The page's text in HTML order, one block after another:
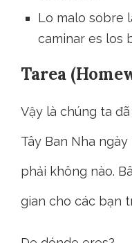
Lo malo sobre
caminar es los
Tarea
Vậy là chúng ta
Tây Ban Nha
phải không nào.
gian cho các bạn